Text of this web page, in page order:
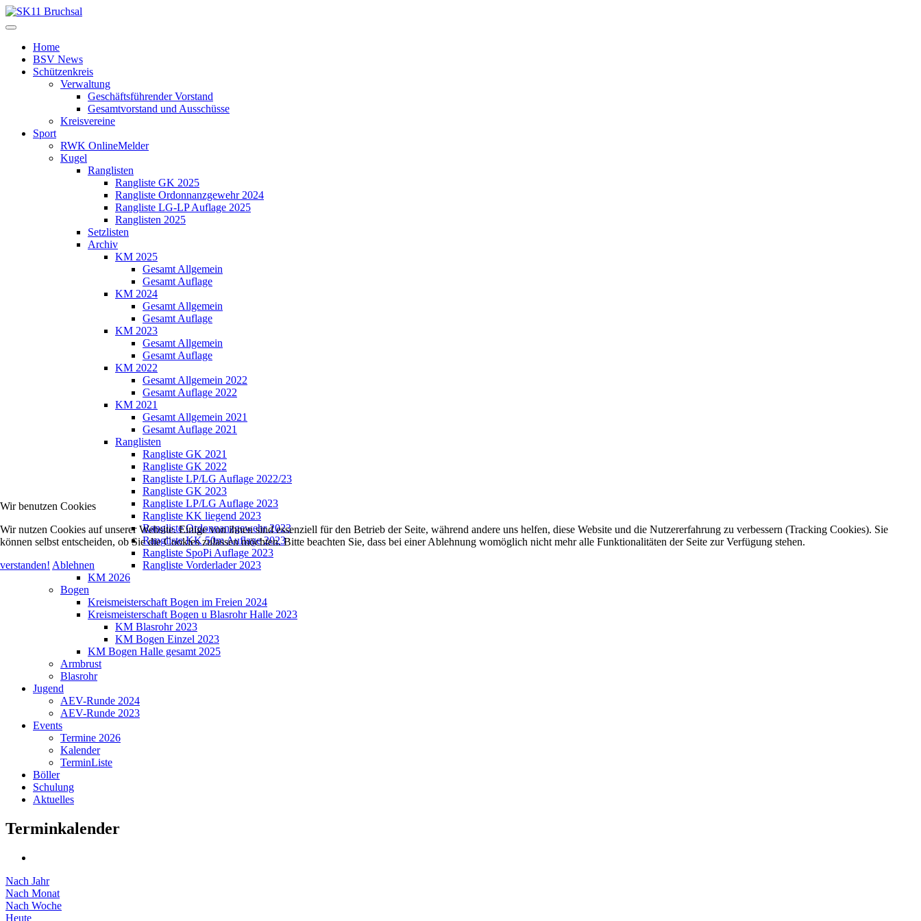
Home
BSV News
Schützenkreis
Verwaltung
Geschäftsführender Vorstand
Gesamtvorstand und Ausschüsse
Kreisvereine
Sport
RWK OnlineMelder
Kugel
Ranglisten
Rangliste GK 2025
Rangliste Ordonnanzgewehr 2024
Rangliste LG-LP Auflage 2025
Ranglisten 2025
Setzlisten
Archiv
KM 2025
Gesamt Allgemein
Gesamt Auflage
KM 2024
Gesamt Allgemein
Gesamt Auflage
KM 2023
Gesamt Allgemein
Gesamt Auflage
KM 2022
Gesamt Allgemein 2022
Gesamt Auflage 2022
KM 2021
Gesamt Allgemein 2021
Gesamt Auflage 2021
Ranglisten
Rangliste GK 2021
Rangliste GK 2022
Rangliste LP/LG Auflage 2022/23
Rangliste GK 2023
Rangliste LP/LG Auflage 2023
Rangliste KK liegend 2023
Rangliste Ordonnanzgewehr 2023
Rangliste KK 50m Auflage 2023
Rangliste SpoPi Auflage 2023
Rangliste Vorderlader 2023
KM 2026
Bogen
Kreismeisterschaft Bogen im Freien 2024
Kreismeisterschaft Bogen u Blasrohr Halle 2023
KM Blasrohr 2023
KM Bogen Einzel 2023
KM Bogen Halle gesamt 2025
Armbrust
Blasrohr
Jugend
AEV-Runde 2024
AEV-Runde 2023
Events
Termine 2026
Kalender
TerminListe
Böller
Schulung
Aktuelles
Terminkalender
Nach Jahr
Nach Monat
Nach Woche
Heute
Wir benutzen Cookies
Wir nutzen Cookies auf unserer Website. Einige von ihnen sind essenziell für den Betrieb der Seite, während andere uns helfen, diese Website und die Nutzererfahrung zu verbessern (Tracking Cookies). Sie
können selbst entscheiden, ob Sie die Cookies zulassen möchten. Bitte beachten Sie, dass bei einer Ablehnung womöglich nicht mehr alle Funktionalitäten der Seite zur Verfügung stehen.
verstanden! Ablehnen